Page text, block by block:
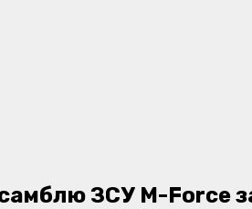
ЗСУ M-Force